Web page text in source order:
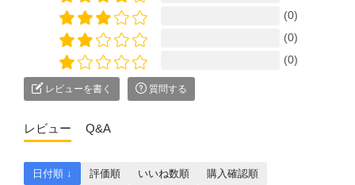
(0)
(0)
(0)
レビューを書く 質問する
レビュー Q&A
日付順 ↓ 評価順 いいね数順
購入確認順